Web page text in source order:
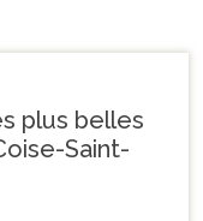
plus belles
Saint-